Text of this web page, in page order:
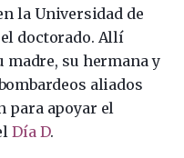
la Universidad de
doctorado. Allí
madre, su hermana y
aliados
para apoyar el
Día D.